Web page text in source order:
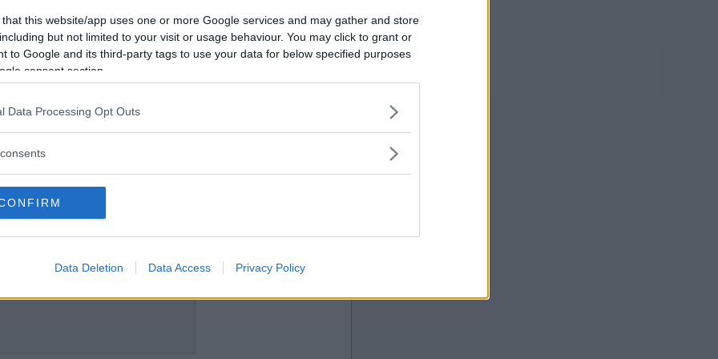
that this website/app uses one or more Google services and may gather and store
but not limited to your visit or usage behaviour. You may click to grant or
to Google and its third-party tags to use your data for below specified purposes
consent section.
Data Processing Opt Outs
Data Deletion Data Access Privacy Policy
Tre kronor? Dvs Ing-Marie Carlsson...
Vill du bli
medlem?